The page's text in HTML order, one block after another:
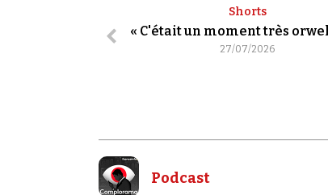
Shorts
« C'était un moment très
27/07/2026
Podcast